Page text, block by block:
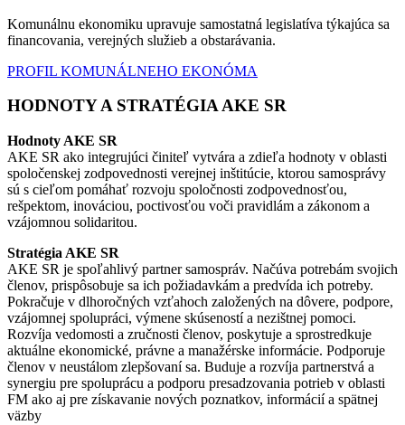
Komunálnu ekonomiku upravuje samostatná legislatíva týkajúca sa
financovania, verejných služieb a obstarávania.
PROFIL KOMUNÁLNEHO EKONÓMA
HODNOTY A STRATÉGIA AKE SR
Hodnoty AKE SR
AKE SR ako integrujúci činiteľ vytvára a zdieľa hodnoty v oblasti
spoločenskej zodpovednosti verejnej inštitúcie, ktorou samosprávy
sú s cieľom pomáhať rozvoju spoločnosti zodpovednosťou,
rešpektom, inováciou, poctivosťou voči pravidlám a zákonom a
vzájomnou solidaritou.
Stratégia AKE SR
AKE SR je spoľahlivý partner samospráv. Načúva potrebám svojich
členov, prispôsobuje sa ich požiadavkám a predvída ich potreby.
Pokračuje v dlhoročných vzťahoch založených na dôvere, podpore,
vzájomnej spolupráci, výmene skúseností a nezištnej pomoci.
Rozvíja vedomosti a zručnosti členov, poskytuje a sprostredkuje
aktuálne ekonomické, právne a manažérske informácie. Podporuje
členov v neustálom zlepšovaní sa. Buduje a rozvíja partnerstvá a
synergiu pre spoluprácu a podporu presadzovania potrieb v oblasti
FM ako aj pre získavanie nových poznatkov, informácií a spätnej
väzby